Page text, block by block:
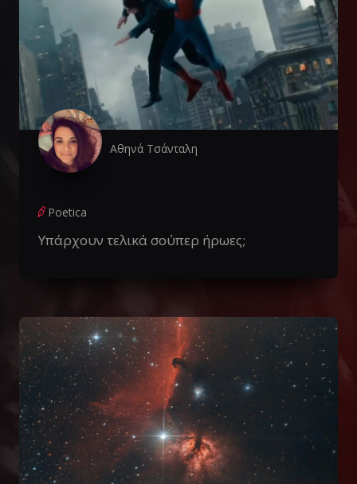
Αθηνά Τσάνταλη
Poetica
Υπάρχουν τελικά σούπερ ήρωες;